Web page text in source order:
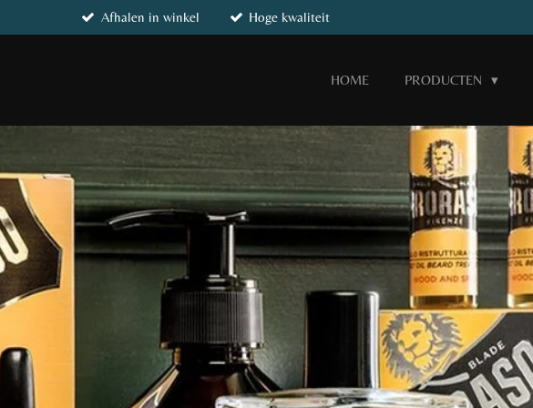
Afhalen in winkel Hoge kwaliteit
HOME PRODUCTEN